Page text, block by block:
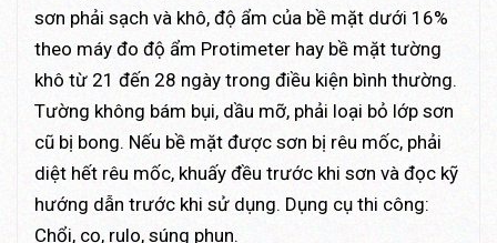
sơn phải sạch và khô, độ ẩm của bề mặt dưới 16%
theo máy đo độ ẩm Protimeter hay bề mặt tường
khô từ 21 đến 28 ngày trong điều kiện bình thường.
Tường không bám bụi, dầu mỡ, phải loại bỏ lớp sơn
cũ bị bong. Nếu bề mặt được sơn bị rêu mốc, phải
diệt hết rêu mốc, khuấy đều trước khi sơn và đọc kỹ
hướng dẫn trước khi sử dụng. Dụng cụ thi công:
Chổi, cọ, rulo, súng phun.